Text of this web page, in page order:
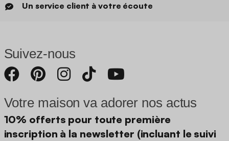
Un service client à votre écoute
Suivez-nous
Votre maison va adorer nos actus
10% offerts pour toute première
inscription à la newsletter (incluant le suivi